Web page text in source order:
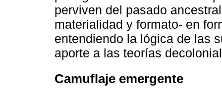
perviven del pasado
materialidad y formato- en
entendiendo la lógica de las
aporte a las teorías
Camuflaje emergente